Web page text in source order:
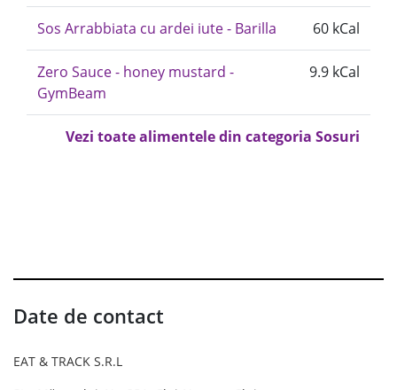
Sos Arrabbiata cu ardei iute - Barilla 60 kCal
Zero Sauce - honey mustard -
GymBeam
9.9 kCal
Vezi toate alimentele din categoria Sosuri
Date de contact
EAT & TRACK S.R.L